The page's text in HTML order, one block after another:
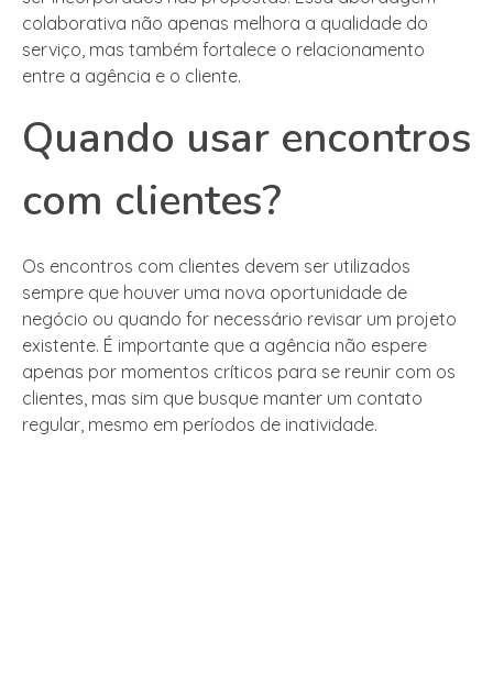
colaborativa não apenas melhora a qualidade do
serviço, mas também fortalece o relacionamento
entre a agência e o cliente.
Quando usar encontros
com clientes?
Os encontros com clientes devem ser utilizados
sempre que houver uma nova oportunidade de
negócio ou quando for necessário revisar um projeto
existente. É importante que a agência não espere
apenas por momentos críticos para se reunir com os
clientes, mas sim que busque manter um contato
regular, mesmo em períodos de inatividade.